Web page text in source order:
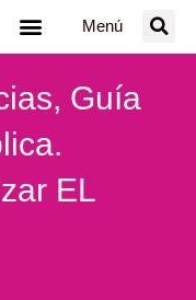
Menú
Guía
EL